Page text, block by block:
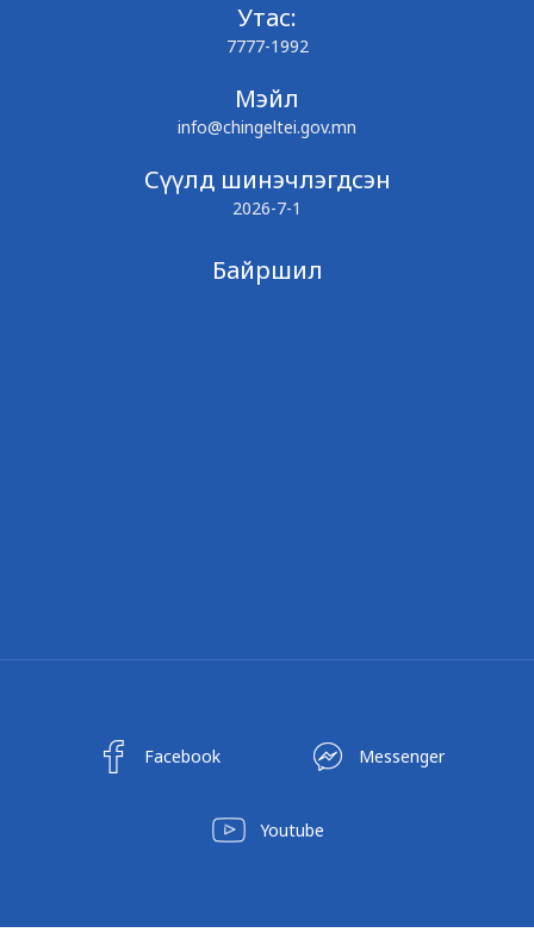
Утас:
7777-1992
Мэйл
info@chingeltei.gov.mn
Сүүлд шинэчлэгдсэн
2026-7-1
Байршил
Facebook Messenger
Youtube